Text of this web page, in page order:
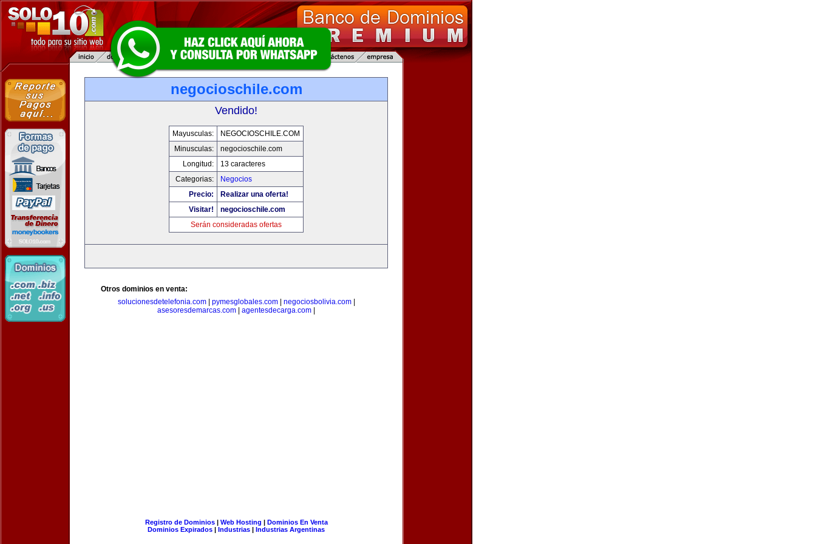
negocioschile.com
Vendido!
Mayusculas:
NEGOCIOSCHILE.COM
Minusculas:
negocioschile.com
Longitud:
13 caracteres
Categorias:
Negocios
Precio:
Realizar una oferta!
Visitar!
negocioschile.com
Serán consideradas ofertas
Otros dominios en venta:
solucionesdetelefonia.com| pymesglobales.com| negociosbolivia.com|
asesoresdemarcas.com
agentesdecarga.com
Registro de Dominios| Web Hosting | Dominios En Venta
Dominios Expirados | Industrias | Industrias Argentinas